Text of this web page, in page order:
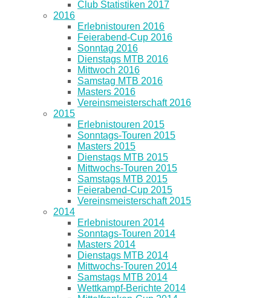
Club Statistiken 2017
2016
Erlebnistouren 2016
Feierabend-Cup 2016
Sonntag 2016
Dienstags MTB 2016
Mittwoch 2016
Samstag MTB 2016
Masters 2016
Vereinsmeisterschaft 2016
2015
Erlebnistouren 2015
Sonntags-Touren 2015
Masters 2015
Dienstags MTB 2015
Mittwochs-Touren 2015
Samstags MTB 2015
Feierabend-Cup 2015
Vereinsmeisterschaft 2015
2014
Erlebnistouren 2014
Sonntags-Touren 2014
Masters 2014
Dienstags MTB 2014
Mittwochs-Touren 2014
Samstags MTB 2014
Wettkampf-Berichte 2014